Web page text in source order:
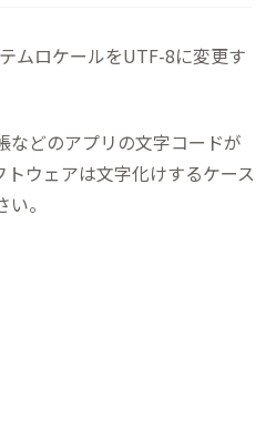
ムロケールをUTF-8に変更す
などのアプリの文字コードが
ウェアは文字化けするケース
。